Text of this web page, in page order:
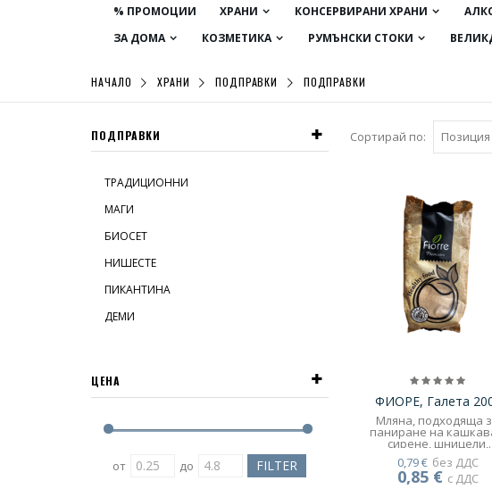
% ПРОМОЦИИ ХРАНИ КОНСЕРВИРАНИ ХРАНИ
ЗА ДОМА
КОЗМЕТИКА РУМЪНСКИ СТОКИ
НАЧАЛО ХРАНИ ПОДПРАВКИ ПОДПРАВКИ
Сортирай по:
ФИОРЕ, Галета
Мляна, подходяща
паниране на
сирене, шницели,
зеленчуци и др.
1000gr/4,30€ нето
без ДДС
0,79 €
с ДДС
0,85 €
ПОДПРАВКИ
ТРАДИЦИОННИ
МАГИ
БИОСЕТ
НИШЕСТЕ
ПИКАНТИНА
ДЕМИ
ЦЕНА
от до